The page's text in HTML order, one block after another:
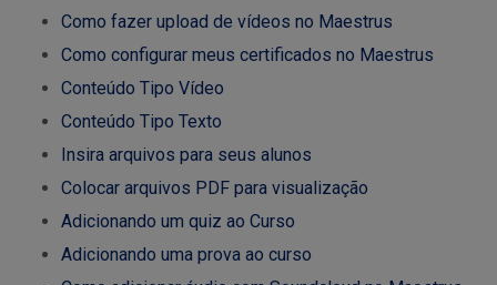
Como fazer upload de vídeos no Maestrus
Como configurar meus certificados no Maestrus
Conteúdo Tipo Vídeo
Conteúdo Tipo Texto
Insira arquivos para seus alunos
Colocar arquivos PDF para visualização
Adicionando um quiz ao Curso
Adicionando uma prova ao curso